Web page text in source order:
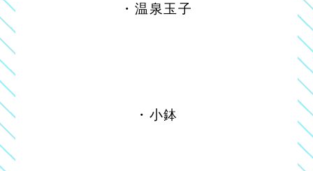
・温泉玉子
・小鉢